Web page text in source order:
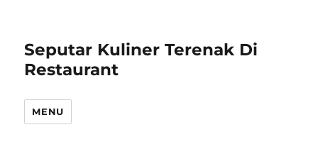
Seputar Kuliner Terenak Di
Restaurant
MENU